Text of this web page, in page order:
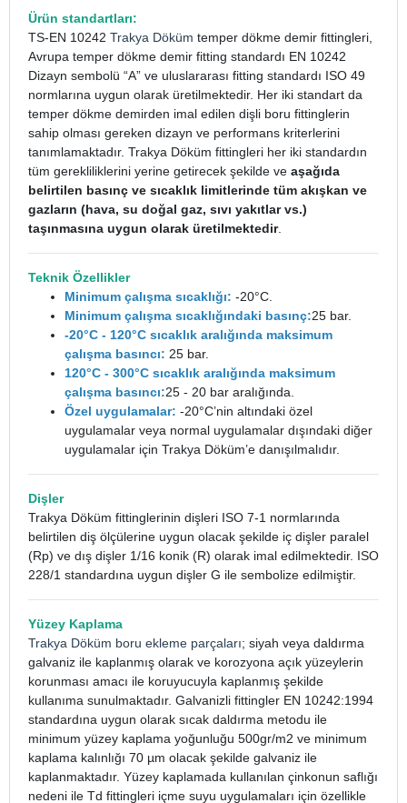
Ürün standartları:
TS-EN 10242 Trakya Döküm temper dökme demir fittingleri,
Avrupa temper dökme demir fitting standardı EN 10242
Dizayn sembolü “A” ve uluslararası fitting standardı ISO 49
normlarına uygun olarak üretilmektedir. Her iki standart da
temper dökme demirden imal edilen dişli boru fittinglerin
sahip olması gereken dizayn ve performans kriterlerini
tanımlamaktadır. Trakya Döküm fittingleri her iki standardın
tüm gerekliliklerini yerine getirecek şekilde ve aşağıda
belirtilen basınç ve sıcaklık limitlerinde tüm akışkan ve
gazların (hava, su doğal gaz, sıvı yakıtlar vs.)
taşınmasına uygun olarak üretilmektedir.
Teknik Özellikler
Minimum çalışma sıcaklığı: -20°C.
Minimum çalışma sıcaklığındaki basınç:25 bar.
-20°C - 120°C sıcaklık aralığında maksimum
çalışma basıncı: 25 bar.
120°C - 300°C sıcaklık aralığında maksimum
çalışma basıncı:25 - 20 bar aralığında.
Özel uygulamalar: -20°C’nin altındaki özel
uygulamalar veya normal uygulamalar dışındaki diğer
uygulamalar için Trakya Döküm’e danışılmalıdır.
Dişler
Trakya Döküm fittinglerinin dişleri ISO 7-1 normlarında
belirtilen diş ölçülerine uygun olacak şekilde iç dişler paralel
(Rp) ve dış dişler 1/16 konik (R) olarak imal edilmektedir. ISO
228/1 standardına uygun dişler G ile sembolize edilmiştir.
Yüzey Kaplama
Trakya Döküm boru ekleme parçaları; siyah veya daldırma
galvaniz ile kaplanmış olarak ve korozyona açık yüzeylerin
korunması amacı ile koruyucuyla kaplanmış şekilde
kullanıma sunulmaktadır. Galvanizli fittingler EN 10242:1994
standardına uygun olarak sıcak daldırma metodu ile
minimum yüzey kaplama yoğunluğu 500gr/m2 ve minimum
kaplama kalınlığı 70 µm olacak şekilde galvaniz ile
kaplanmaktadır. Yüzey kaplamada kullanılan çinkonun saflığı
nedeni ile Td fittingleri içme suyu uygulamaları için özellikle